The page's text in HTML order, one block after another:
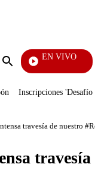
Enviar
EN VIVO
Día A Día
Inscripciones 'Desafío'
travesía de nuestro
travesía